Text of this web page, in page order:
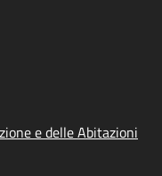
e delle Abitazioni